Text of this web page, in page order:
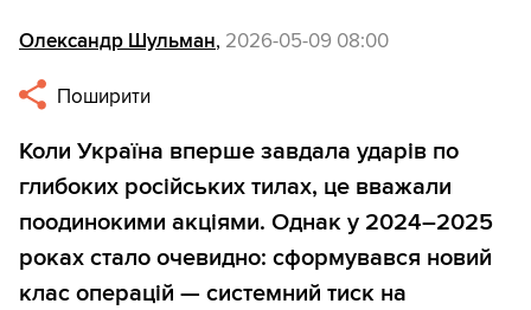
Олександр Шульман, 2026-05-09 08:00
Поширити
Коли Україна вперше завдала ударів по
глибоких російських тилах, це вважали
поодинокими акціями. Однак у 2024–2025
роках стало очевидно: сформувався новий
клас операцій — системний тиск на